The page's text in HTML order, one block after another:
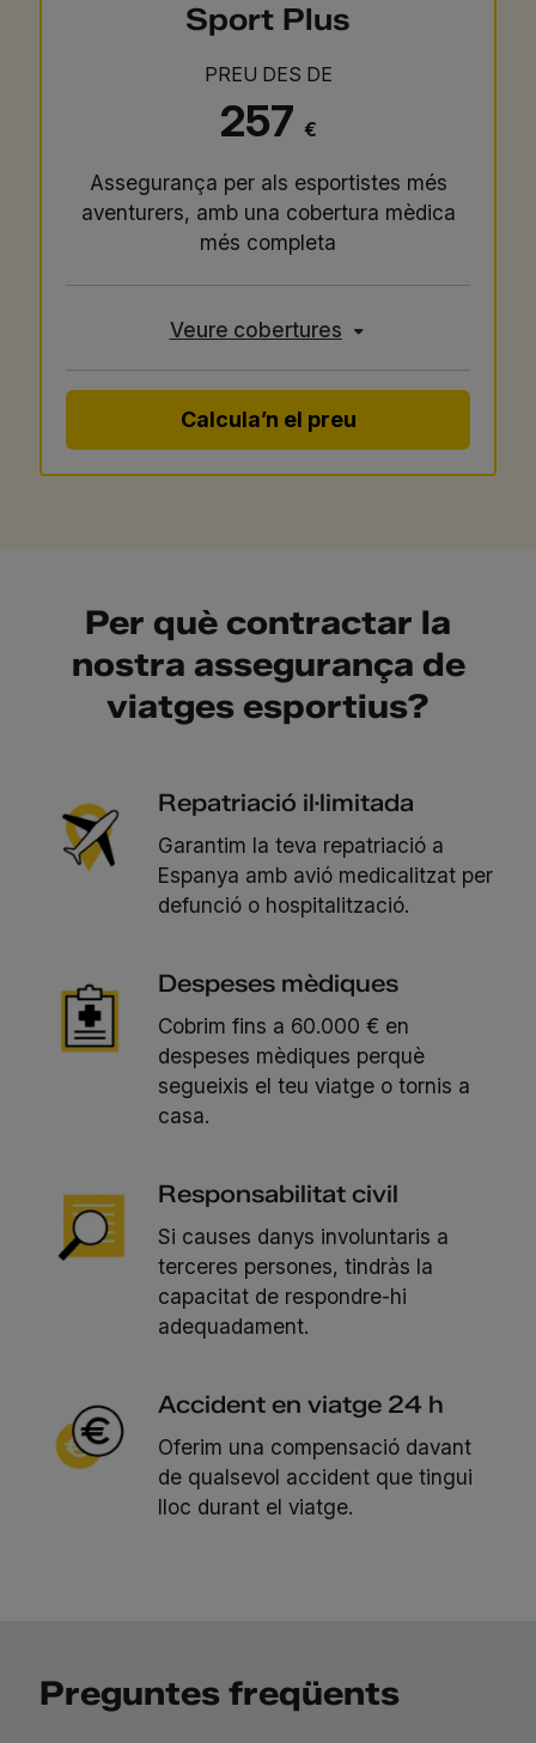
Sport Plus
PREU DES DE
257 €
Assegurança per als esportistes més
aventurers, amb una cobertura mèdica
més completa
Veure cobertures
Calcula’n el preu
Per què contractar la
nostra assegurança de
viatges esportius?
Repatriació il·limitada
Garantim la teva repatriació a
Espanya amb avió medicalitzat per
defunció o hospitalització.
Despeses mèdiques
Cobrim fins a 60.000 € en
despeses mèdiques perquè
segueixis el teu viatge o tornis a
casa.
Responsabilitat civil
Si causes danys involuntaris a
terceres persones, tindràs la
capacitat de respondre-hi
adequadament.
Accident en viatge 24 h
Oferim una compensació davant
de qualsevol accident que tingui
lloc durant el viatge.
Preguntes freqüents